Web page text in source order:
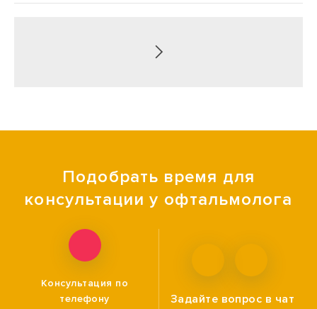
Подобрать время для
консультации у офтальмолога
Консультация по
телефону
Задайте вопрос в чат